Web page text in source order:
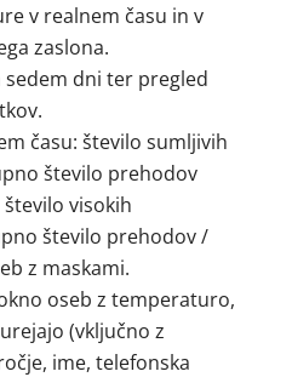
v realnem času in v
zaslona.
dni ter pregled
času: število sumljivih
število prehodov
visokih
število prehodov /
z maskami.
oseb z temperaturo,
(vključno z
ime, telefonska